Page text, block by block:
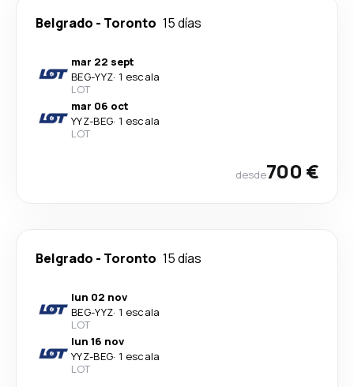
Belgrado - Toronto 15 días
mar 22 sept
BEG-YYZ· 1 escala
LOT
mar 06 oct
YYZ-BEG· 1 escala
LOT
desde700 €
Belgrado - Toronto 15 días
lun 02 nov
BEG-YYZ· 1 escala
LOT
lun 16 nov
YYZ-BEG· 1 escala
LOT